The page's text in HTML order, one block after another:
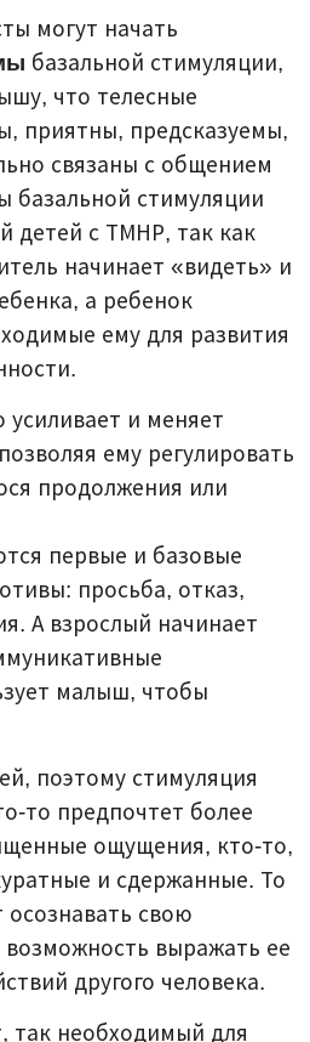
могут начать
базальной стимуляции,
что телесные
приятны, предсказуемы,
связаны с общением
базальной стимуляции
детей с ТМНР, так как
начинает «видеть» и
а ребенок
ему для развития
и меняет
ему регулировать
продолжения или
первые и базовые
просьба, отказ,
А взрослый начинает
малыш, чтобы
поэтому стимуляция
то предпочтет более
ощущения, кто-то,
и сдержанные. То
осознавать свою
возможность выражать ее
другого человека.
так необходимый для